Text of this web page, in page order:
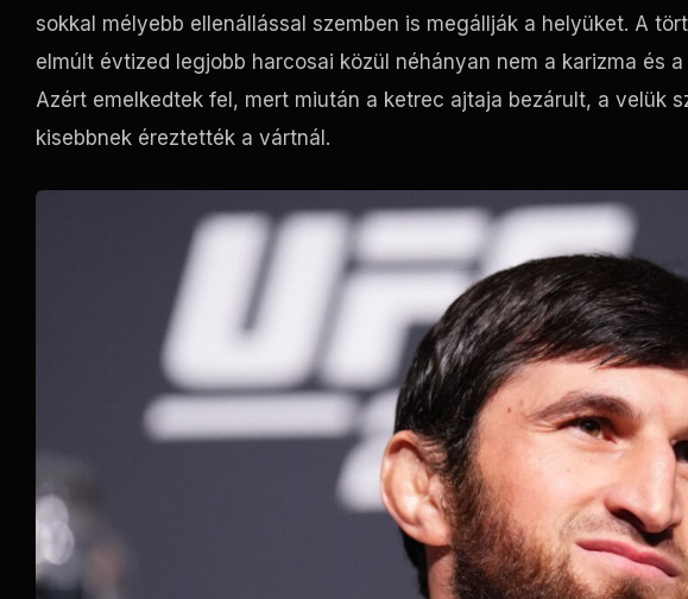
sokkal mélyebb ellenállással szemben is megállják a helyüket. A
elmúlt évtized legjobb harcosai közül néhányan nem a karizma és
Azért emelkedtek fel, mert miután a ketrec ajtaja bezárult, a velük
kisebbnek éreztették a vártnál.